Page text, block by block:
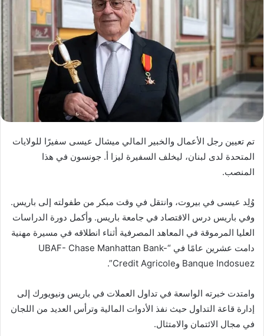
تم تعيين رجل الأعمال والخبير المالي ميشال عيسى سفيرًا للولايات
المتحدة لدى لبنان، ليخلف السفيرة ليزا أ. جونسون في هذا
المنصب.
وُلِد عيسى في بيروت، وانتقل في وقت مبكر من طفولته إلى باريس.
وفي باريس درس الاقتصاد في جامعة باريس. وأكمل دورة الدراسات
العليا المرموقة في المعاهد المصرفية أثناء انطلاقه في مسيرة مهنية
دامت عشرين عامًا في “UBAF- Chase Manhattan Bank-
Banque Indosuez وCredit Agricole”.
وامتدت خبرته الواسعة في تداول العملات في باريس ونيويورك إلى
إدارة قاعة التداول حيث نفذ الأدوات المالية وترأس العديد من اللجان
في مجال الائتمان والامتثال.